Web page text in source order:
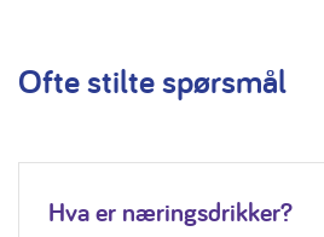
Ofte stilte spørsmål
Hva er næringsdrikker?